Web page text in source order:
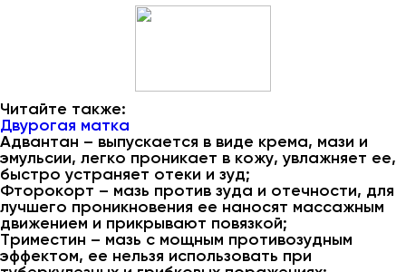
Читайте также:
Двурогая матка
Адвантан – выпускается в виде крема, мази и
эмульсии, легко проникает в кожу, увлажняет ее,
быстро устраняет отеки и зуд;
Фторокорт – мазь против зуда и отечности, для
лучшего проникновения ее наносят массажным
движением и прикрывают повязкой;
Триместин – мазь с мощным противозудным
эффектом, ее нельзя использовать при